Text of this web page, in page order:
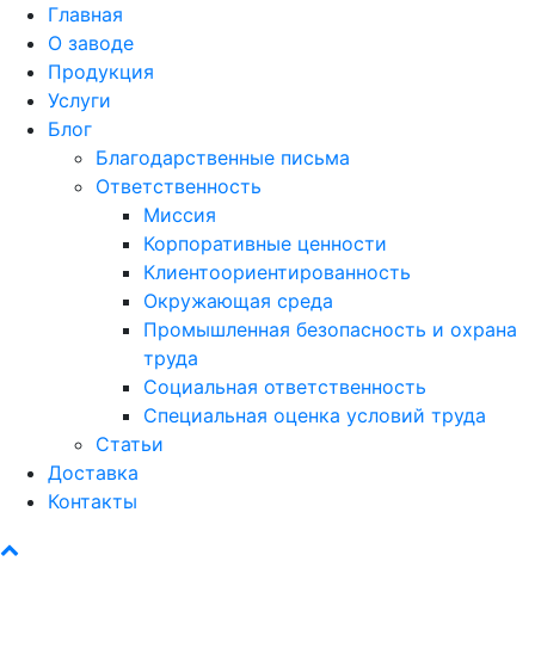
Главная
О заводе
Продукция
Услуги
Блог
Благодарственные письма
Ответственность
Миссия
Корпоративные ценности
Клиентоориентированность
Окружающая среда
Промышленная безопасность и охрана
труда
Социальная ответственность
Специальная оценка условий труда
Статьи
Доставка
Контакты